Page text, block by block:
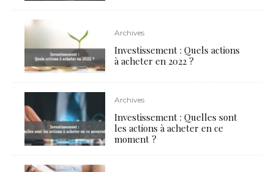
Archives
Investissement : Quels actions
à acheter en 2022 ?
Archives
Investissement : Quelles sont
les actions à acheter en ce
moment ?